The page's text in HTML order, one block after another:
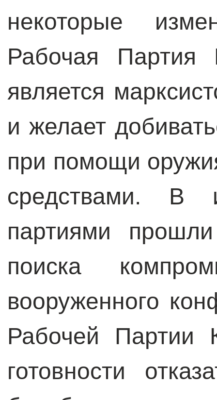
некоторые
Рабочая Партия
является
и желает
при помощи
средствами. В
партиями
поиска
вооруженного
Рабочей Партии
готовности